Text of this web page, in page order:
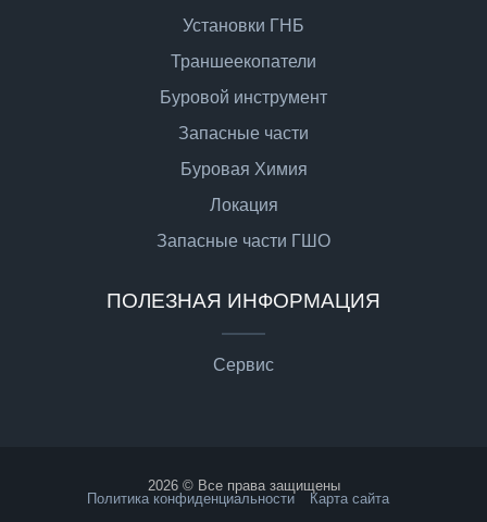
Установки ГНБ
Траншеекопатели
Буровой инструмент
Запасные части
Буровая Химия
Локация
Запасные части ГШО
ПОЛЕЗНАЯ ИНФОРМАЦИЯ
Сервис
2026 © Все права защищены
Политика конфиденциальности
Карта сайта